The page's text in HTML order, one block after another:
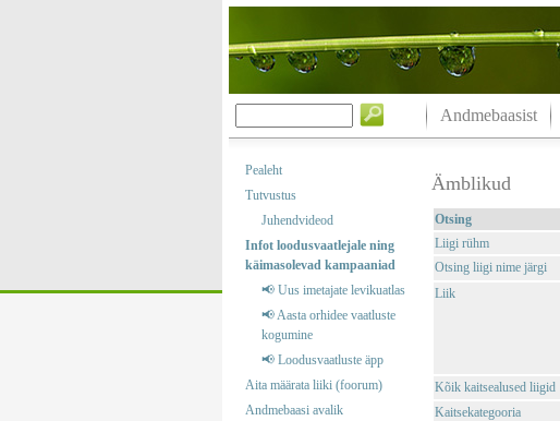
Andmebaasist
Pealeht
Tutvustus
Juhendvideod
Infot loodusvaatlejale ning
käimasolevad kampaaniad
📢 Uus imetajate levikuatlas
📢 Aasta orhidee vaatluste
kogumine
📢 Loodusvaatluste äpp
Aita määrata liiki (foorum)
Andmebaasi avalik
Ämblikud
Otsing
Liigi rühm
Otsing liigi nime järgi
Liik
Kõik kaitsealused liigid
Kaitsekategooria